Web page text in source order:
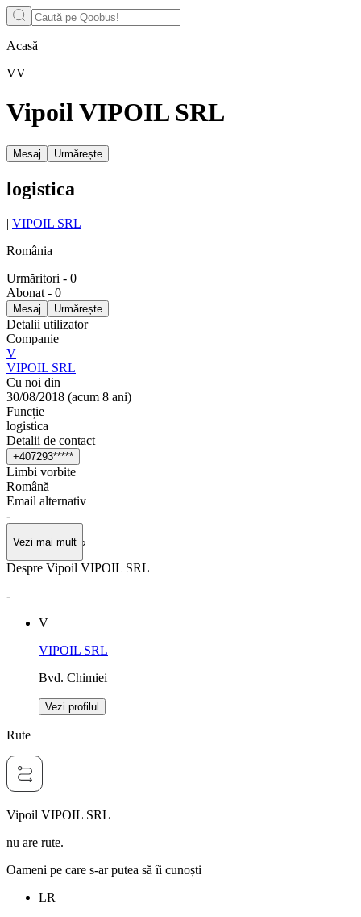
Acasă
VV
Vipoil VIPOIL SRL
Mesaj Urmărește
logistica
| VIPOIL SRL
România
Urmăritori - 0
Abonat - 0
Mesaj Urmărește
Detalii utilizator
Companie
V
VIPOIL SRL
Cu noi din
30/08/2018 (acum 8 ani)
Funcție
logistica
Detalii de contact
+407293*****
Limbi vorbite
Română
Email alternativ
-
Vezi mai mult
Despre Vipoil VIPOIL SRL
-
V
VIPOIL SRL
Bvd. Chimiei
Vezi profilul
Rute
Vipoil VIPOIL SRL
nu are rute.
Oameni pe care s-ar putea să îi cunoști
LR